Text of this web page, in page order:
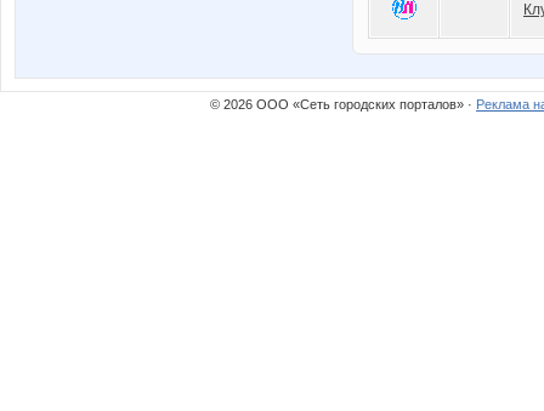
© 2026 ООО «Сеть городских порталов» · Реклама